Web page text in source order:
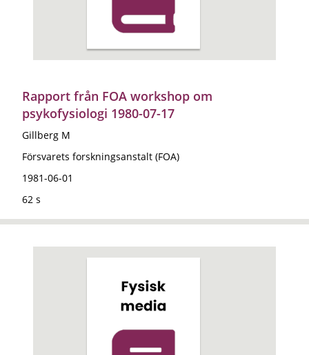
Rapport från FOA workshop om
psykofysiologi 1980-07-17
Gillberg M
Försvarets forskningsanstalt (FOA)
1981-06-01
62 s